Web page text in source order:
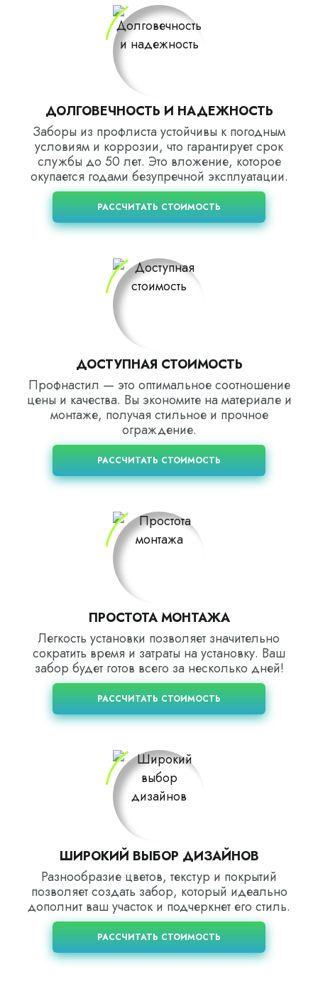
ДОЛГОВЕЧНОСТЬ И НАДЕЖНОСТЬ
Заборы из профлиста устойчивы к погодным
условиям и коррозии, что гарантирует срок
службы до 50 лет. Это вложение, которое
окупается годами безупречной эксплуатации.
РАССЧИТАТЬ СТОИМОСТЬ
ДОСТУПНАЯ СТОИМОСТЬ
Профнастил — это оптимальное соотношение
цены и качества. Вы экономите на материале и
монтаже, получая стильное и прочное
ограждение.
РАССЧИТАТЬ СТОИМОСТЬ
ПРОСТОТА МОНТАЖА
Легкость установки позволяет значительно
сократить время и затраты на установку. Ваш
забор будет готов всего за несколько дней!
РАССЧИТАТЬ СТОИМОСТЬ
ШИРОКИЙ ВЫБОР ДИЗАЙНОВ
Разнообразие цветов, текстур и покрытий
позволяет создать забор, который идеально
дополнит ваш участок и подчеркнет его стиль.
РАССЧИТАТЬ СТОИМОСТЬ